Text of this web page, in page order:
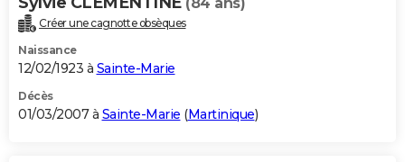
Créer une cagnotte obsèques
Naissance
12/02/1923 à Sainte-Marie
Décès
01/03/2007 à Sainte-Marie (Martinique)